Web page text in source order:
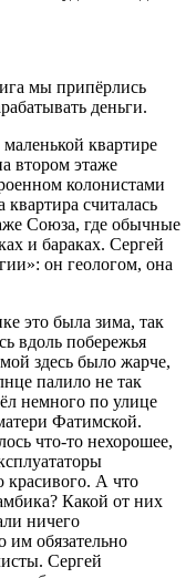
мы припёрлись
деньги.
квартире
втором этаже
колонистами
считалась
Союза, где обычные
и бараках. Сергей
он геологом, она
это была зима, так
вдоль побережья
здесь было жарче,
палило не так
немного по улице
Фатимской.
что-то нехорошее,
красивого. А что
Какой от них
ничего
им обязательно
Сергей